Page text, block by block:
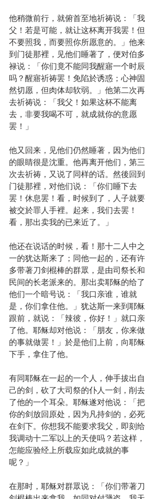
他稍微前行，就俯首至地祈祷说：「我
父！若是可能，就让这杯离开我罢！但
不要照我，而要照你所愿意的。」他来
到门徒那裡，见他们睡著了，便对伯多
禄说：「你们竟不能同我醒寤一个时辰
吗？醒寤祈祷罢！免陷於诱惑；心神固
然切愿，但肉体却软弱。」他第二次再
去祈祷说：「我父！如果这杯不能离
去，非要我喝不可，就成就你的意愿
罢！」
他又回来，见他们仍然睡著，因为他们
的眼睛很是沈重。他再离开他们，第三
次去祈祷，又说了同样的话。然後回到
门徒那裡，对他们说：「你们睡下去
罢！休息罢！看，时候到了，人子就要
被交於罪人手裡。起来，我们去罢！
看，那出卖我的已来近了。」
他还在说话的时候，看！那十二人中之
一的犹达斯来了；同他一起的，还有许
多带著刀剑棍棒的群眾，是由司祭长和
民间的长老派来的。那出卖耶稣的给了
他们一个暗号说：「我口亲谁，谁就
是，你们拿住他。」犹达斯一来到耶稣
跟前，就说：「辣彼，你好！」就口亲
了他。耶稣却对他说：「朋友，你来做
的事就做罢！」於是他们上前，向耶稣
下手，拿住了他。
有同耶稣在一起的一个人，伸手拔出自
己的剑，砍了大司祭的仆人一剑，削去
了他的一个耳朵。耶稣遂对他说：「把
你的剑放回原处，因为凡持剑的，必死
在剑下。你想我不能要求我父，即刻给
我调动十二军以上的天使吗？若这样，
怎能应验经上所载应如此成就的事
呢？」
在那时，耶稣对群眾说：「你们带著刀